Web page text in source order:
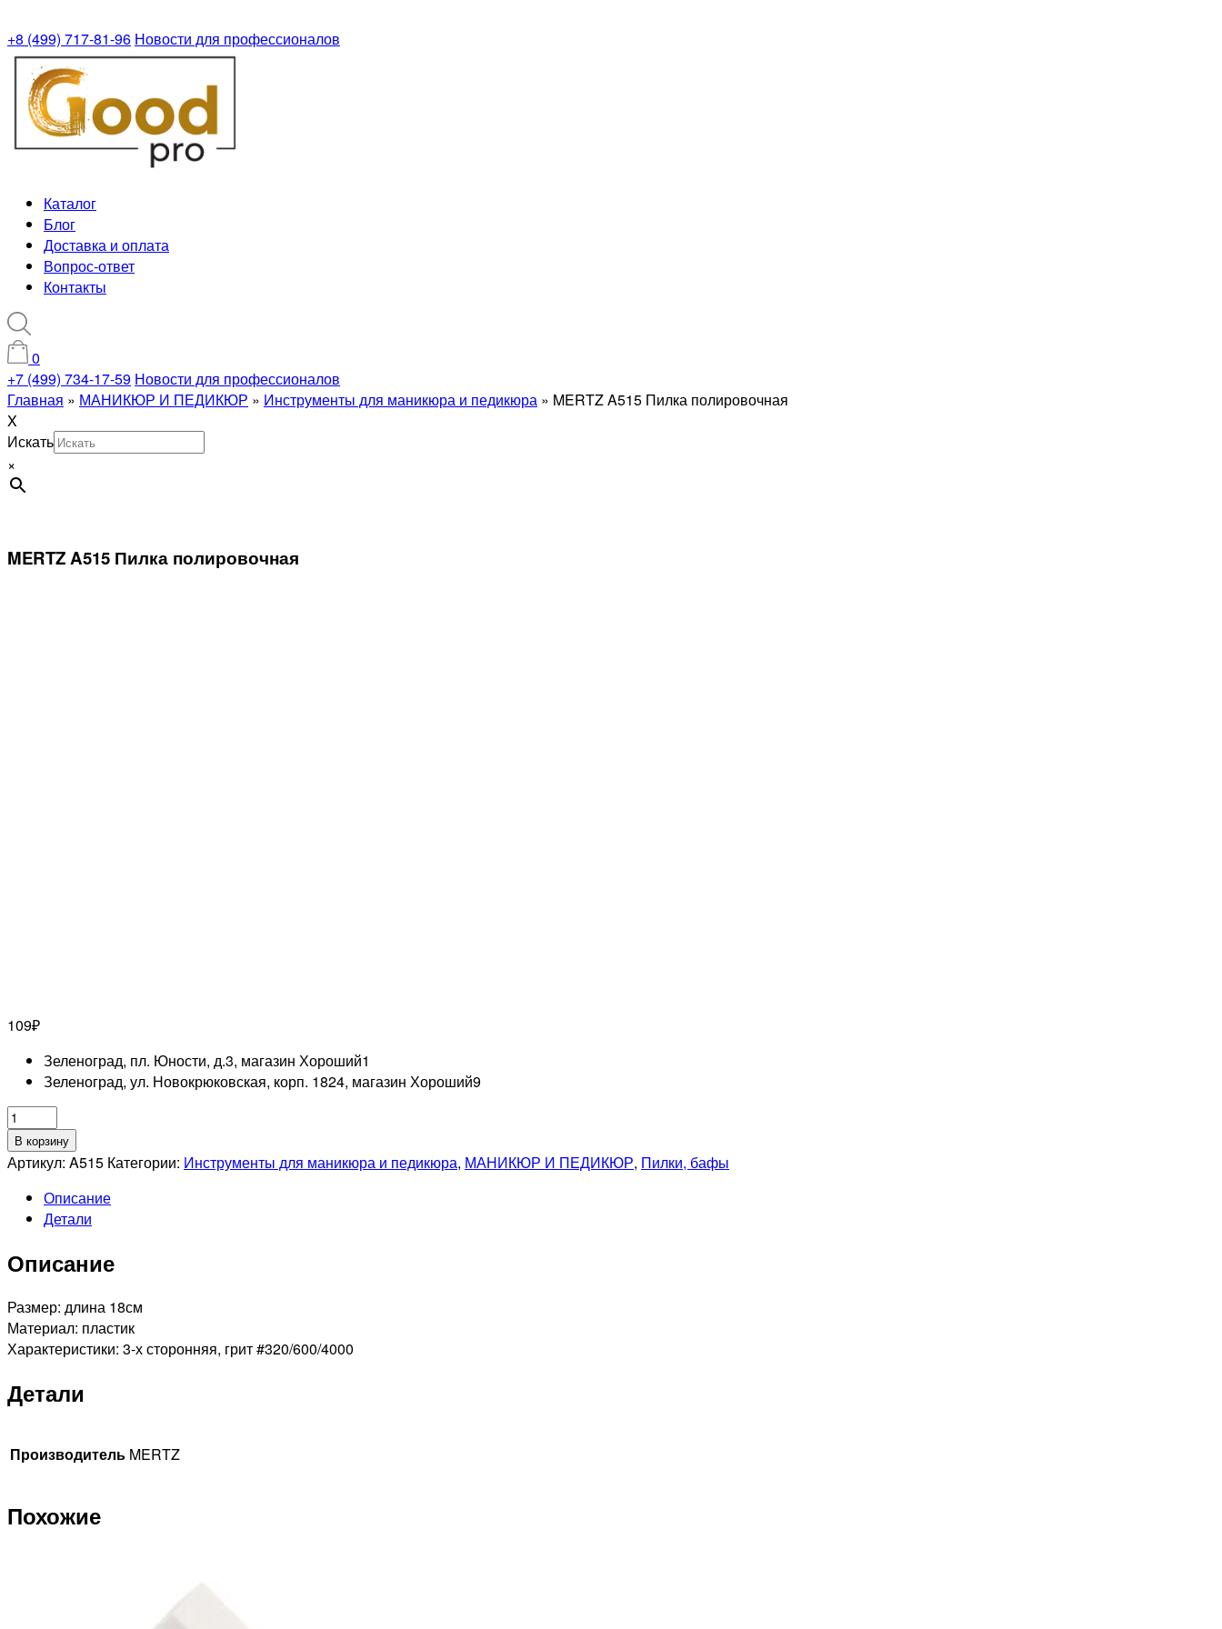
+8 (499) 717-81-96 Новости для профессионалов
Каталог
Блог
Доставка и оплата
Вопрос-ответ
Контакты
0
+7 (499) 734-17-59 Новости для профессионалов
Главная » МАНИКЮР И ПЕДИКЮР » Инструменты для маникюра и педикюра » MERTZ A515 Пилка полировочная
X
Искать
×
MERTZ A515 Пилка полировочная
109₽
Зеленоград, пл. Юности, д.3, магазин Хороший1
Зеленоград, ул. Новокрюковская, корп. 1824, магазин Хороший9
Количество
товара
MERTZ
Пилка
полировочная
В корзину
Артикул: A515 Категории: Инструменты для маникюра и педикюра, МАНИКЮР И ПЕДИКЮР, Пилки, бафы
Описание
Детали
Описание
Размер: длина 18см
Материал: пластик
Характеристики: 3-х сторонняя, грит #320/600/4000
Детали
Производитель MERTZ
Похожие